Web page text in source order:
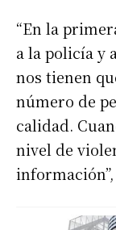
“En la
a la policía y
nos tienen
número de
calidad.
nivel de